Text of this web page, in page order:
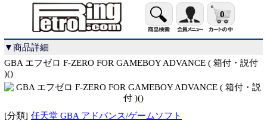
0
▼商品詳細
GBA エフゼロ F-ZERO FOR GAMEBOY ADVANCE ( 箱付・説付
)()
[分類] 任天堂 GBA アドバンス/ゲームソフト